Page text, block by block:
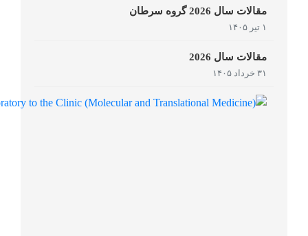
مقالات سال 2026 گروه سرطان
۱ تیر ۱۴۰۵
مقالات سال 2026
۳۱ خرداد ۱۴۰۵